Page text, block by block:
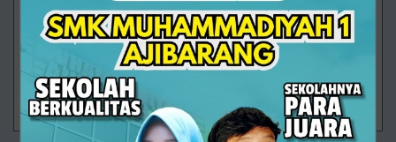
Penilaian Sumatif Tengah Semester (UTS)
merupakan salah satu bentuk evaluasi yang rutin
dilaksanakan di sekolah. Kegiatan ini tidak hanya
menjadi ajang mengukur kema
27/09/2025 10:23 - Oleh Administrator - Dilihat 629 kali